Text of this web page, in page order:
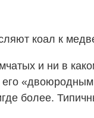
коал к
и ни в
более.